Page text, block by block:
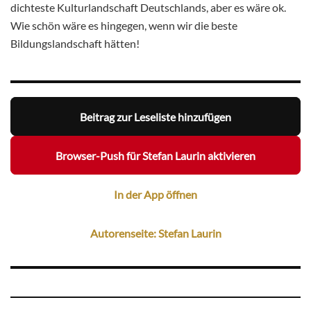
dichteste Kulturlandschaft Deutschlands, aber es wäre ok.
Wie schön wäre es hingegen, wenn wir die beste
Bildungslandschaft hätten!
Beitrag zur Leseliste hinzufügen
Browser-Push für Stefan Laurin aktivieren
In der App öffnen
Autorenseite: Stefan Laurin